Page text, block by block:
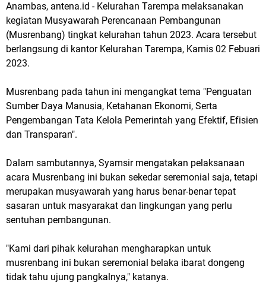
Anambas, antena.id - Kelurahan Tarempa melaksanakan
kegiatan Musyawarah Perencanaan Pembangunan
(Musrenbang) tingkat kelurahan tahun 2023. Acara tersebut
berlangsung di kantor Kelurahan Tarempa, Kamis 02 Febuari
2023.
Musrenbang pada tahun ini mengangkat tema "Penguatan
Sumber Daya Manusia, Ketahanan Ekonomi, Serta
Pengembangan Tata Kelola Pemerintah yang Efektif, Efisien
dan Transparan".
Dalam sambutannya, Syamsir mengatakan pelaksanaan
acara Musrenbang ini bukan sekedar seremonial saja, tetapi
merupakan musyawarah yang harus benar-benar tepat
sasaran untuk masyarakat dan lingkungan yang perlu
sentuhan pembangunan.
"Kami dari pihak kelurahan mengharapkan untuk
musrenbang ini bukan seremonial belaka ibarat dongeng
tidak tahu ujung pangkalnya," katanya.